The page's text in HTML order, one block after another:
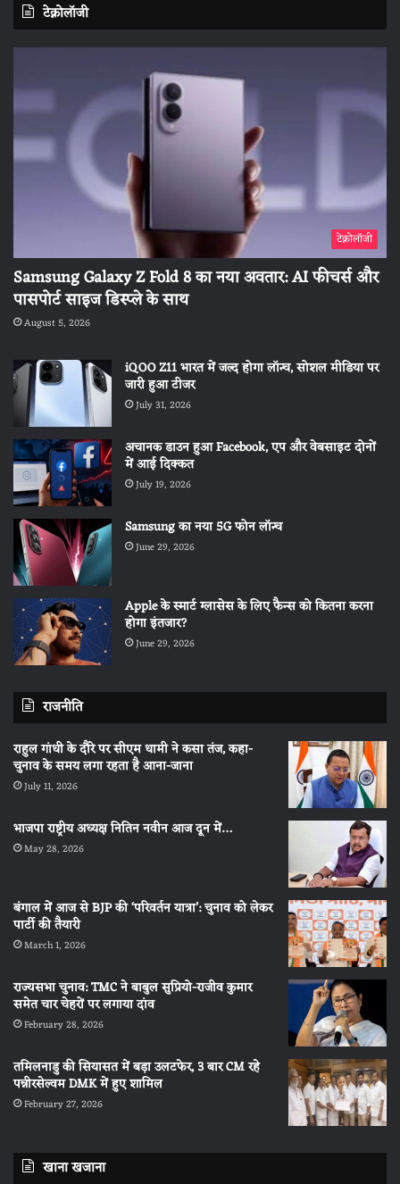
टेक्नोलॉजी
टेक्नोलॉजी
Samsung Galaxy Z Fold 8 का नया अवतार: AI फीचर्स और
पासपोर्ट साइज डिस्प्ले के साथ
August 5, 2026
iQOO Z11 भारत में जल्द होगा लॉन्च, सोशल मीडिया पर
जारी हुआ टीजर
July 31, 2026
अचानक डाउन हुआ Facebook, एप और वेबसाइट दोनों
में आई दिक्कत
July 19, 2026
Samsung का नया 5G फोन लॉन्च
June 29, 2026
Apple के स्मार्ट ग्लासेस के लिए फैन्स को कितना करना
होगा इंतजार?
June 29, 2026
राजनीति
राहुल गांधी के दौरे पर सीएम धामी ने कसा तंज, कहा-
चुनाव के समय लगा रहता है आना-जाना
July 11, 2026
भाजपा राष्ट्रीय अध्यक्ष नितिन नवीन आज दून में…
May 28, 2026
बंगाल में आज से BJP की ‘परिवर्तन यात्रा’: चुनाव को लेकर
पार्टी की तैयारी
March 1, 2026
राज्यसभा चुनाव: TMC ने बाबुल सुप्रियो-राजीव कुमार
समेत चार चेहरों पर लगाया दांव
February 28, 2026
तमिलनाडु की सियासत में बड़ा उलटफेर, 3 बार CM रहे
पन्नीरसेल्वम DMK में हुए शामिल
February 27, 2026
खाना खजाना